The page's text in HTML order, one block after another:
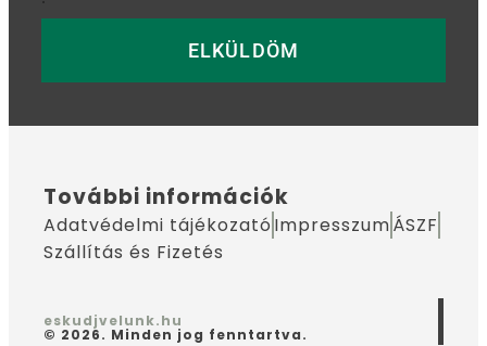
ELKÜLDÖM
További információk
Adatvédelmi tájékozató ImpresszumÁSZF
Szállítás és Fizetés
eskudjvelunk.hu
© 2026. Minden jog fenntartva.